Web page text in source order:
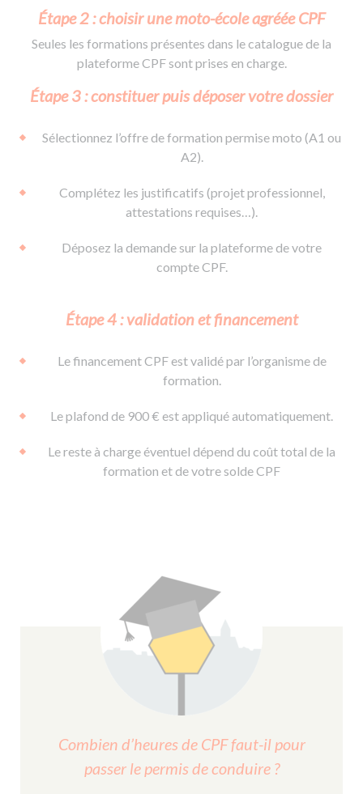
Étape 2 : choisir une moto-école agréée CPF
Seules les formations présentes dans le catalogue de la
plateforme CPF sont prises en charge.
Étape 3 : constituer puis déposer votre dossier
Sélectionnez l’offre de formation permise moto (A1 ou
A2).
Complétez les justificatifs (projet professionnel,
attestations requises…).
Déposez la demande sur la plateforme de votre
compte CPF.
Étape 4 : validation et financement
Le financement CPF est validé par l’organisme de
formation.
Le plafond de 900 € est appliqué automatiquement.
Le reste à charge éventuel dépend du coût total de la
formation et de votre solde CPF
Combien d’heures de CPF faut-il pour
passer le permis de conduire ?